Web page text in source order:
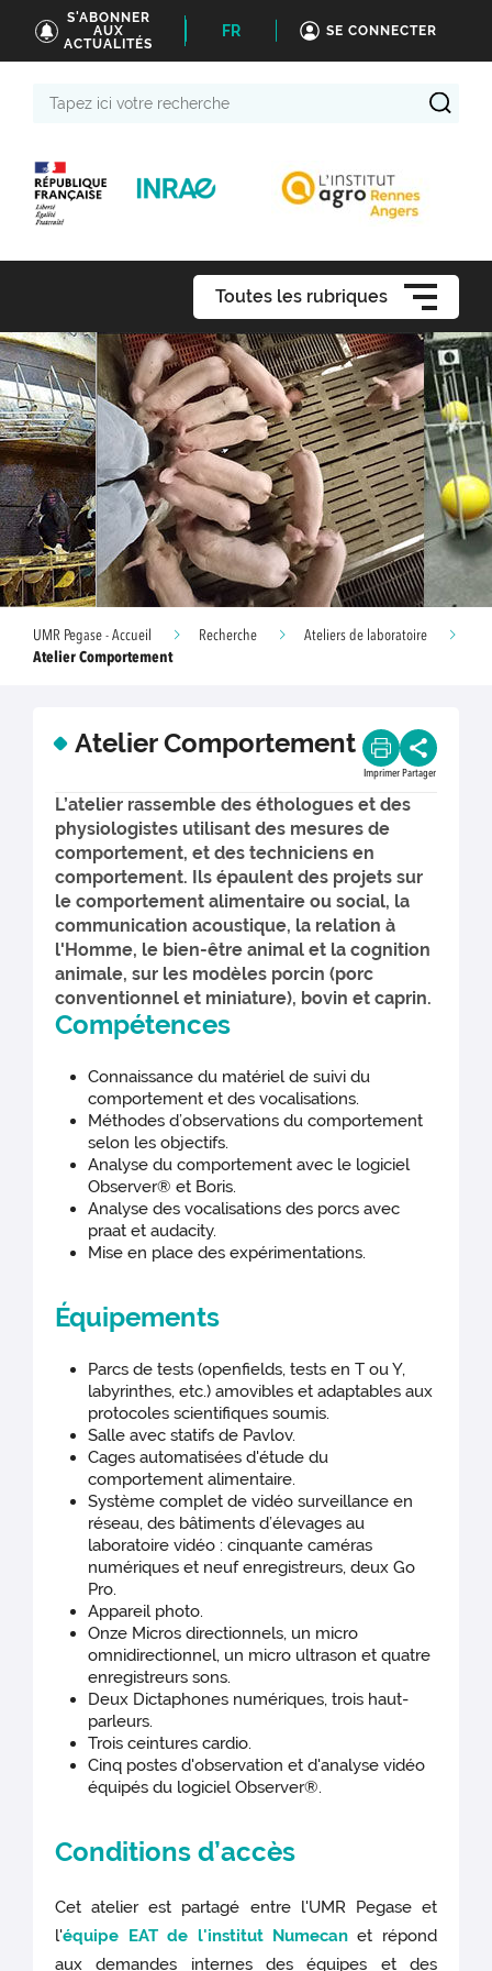
S'ABONNER
AUX
ACTUALITÉS
FR SE CONNECTER
Toutes les rubriques
UMR Pegase - Accueil Recherche
Ateliers de laboratoire
Atelier Comportement
Atelier Comportement
Imprimer Partager
L’atelier rassemble des éthologues et des
physiologistes utilisant des mesures de
comportement, et des techniciens en
comportement. Ils épaulent des projets sur
le comportement alimentaire ou social, la
communication acoustique, la relation à
l'Homme, le bien-être animal et la cognition
animale, sur les modèles porcin (porc
conventionnel et miniature), bovin et caprin.
Compétences
Connaissance du matériel de suivi du
comportement et des vocalisations.
Méthodes d’observations du comportement
selon les objectifs.
Analyse du comportement avec le logiciel
Observer® et Boris.
Analyse des vocalisations des porcs avec
praat et audacity.
Mise en place des expérimentations.
Équipements
Parcs de tests (openfields, tests en T ou Y,
labyrinthes, etc.) amovibles et adaptables aux
protocoles scientifiques soumis.
Salle avec statifs de Pavlov.
Cages automatisées d'étude du
comportement alimentaire.
Système complet de vidéo surveillance en
réseau, des bâtiments d’élevages au
laboratoire vidéo : cinquante caméras
numériques et neuf enregistreurs, deux Go
Pro.
Appareil photo.
Onze Micros directionnels, un micro
omnidirectionnel, un micro ultrason et quatre
enregistreurs sons.
Deux Dictaphones numériques, trois haut-
parleurs.
Trois ceintures cardio.
Cinq postes d'observation et d'analyse vidéo
équipés du logiciel Observer®.
Conditions d’accès
Cet atelier est partagé entre l'UMR Pegase et
l'équipe EAT de l'institut Numecanet répond
aux demandes internes des équipes et des